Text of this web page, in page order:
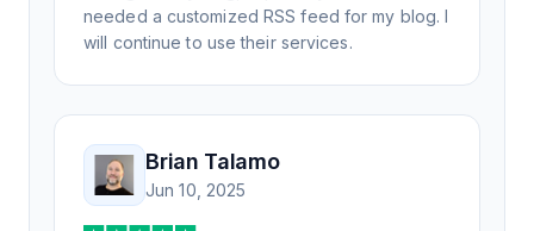
needed a customized RSS feed for my blog. I
will continue to use their services.
Brian Talamo
Jun 10, 2025